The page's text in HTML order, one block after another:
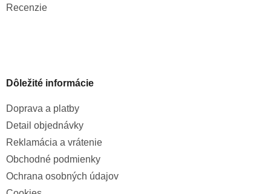
Recenzie
Dôležité informácie
Doprava a platby
Detail objednávky
Reklamácia a vrátenie
Obchodné podmienky
Ochrana osobných údajov